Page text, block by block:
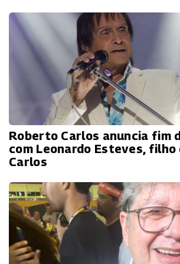
Roberto Carlos anuncia fim
com Leonardo Esteves, filho
Carlos